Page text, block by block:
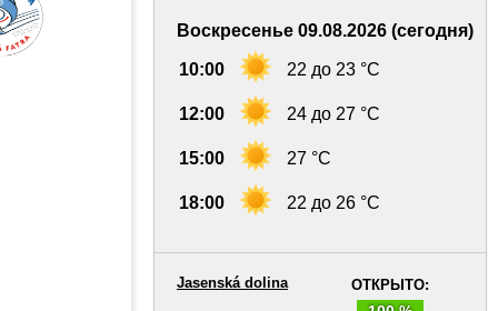
Воскресенье 09.08.2026 (сегодня)
10:00 22 до 23 °C
12:00 24 до 27 °C
15:00 27 °C
18:00 22 до 26 °C
ОТКРЫТО:
Jasenská dolina